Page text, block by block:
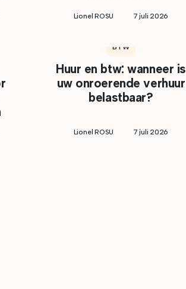
Lionel ROSU 7 juli 2026
BTW
Huur en btw: wanneer is
uw onroerende verhuur
belastbaar?
Lionel ROSU 7 juli 2026